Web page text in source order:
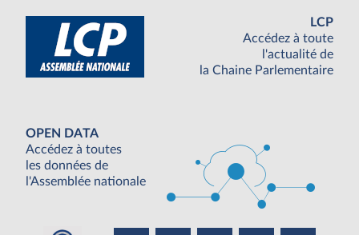
LCP
Accédez à toute
l'actualité de
la Chaine Parlementaire
OPEN DATA
Accédez à toutes
les données de
l'Assemblée nationale